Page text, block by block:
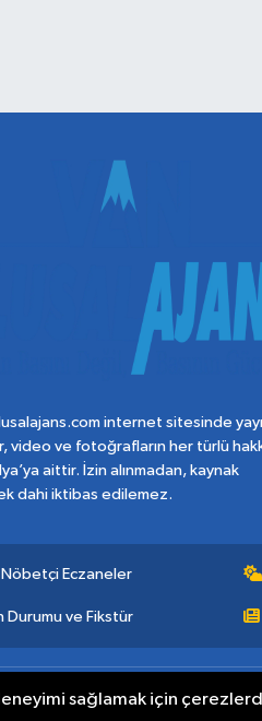
internet sitesinde
video ve fotoğrafların her türlü
aittir. İzin alınmadan, kaynak
dahi iktibas edilemez.
Nöbetçi Eczaneler
Durumu ve Fikstür
sağlamak için